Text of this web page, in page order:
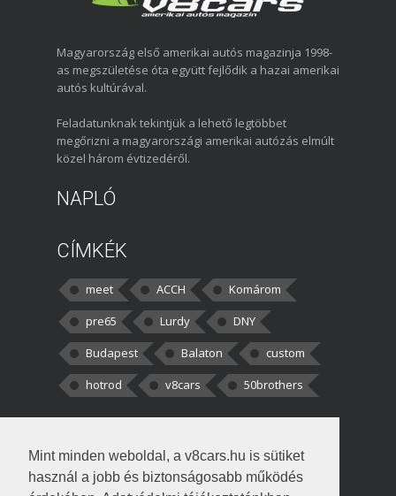
Mint minden weboldal, a v8cars.hu is sütiket
használ a jobb és biztonságosabb működés
Magyarország első amerikai autós magazinja 1998-
as megszületése óta együtt fejlődik a hazai amerikai
autós kultúrával.
Feladatunknak tekintjük a lehető legtöbbet
megőrizni a magyarországi amerikai autózás elmúlt
közel három évtizedéről.
NAPLÓ
CÍMKÉK
meet ACCH
Komárom
pre65
Lurdy
DNY
Budapest
Balaton
custom
hotrod
v8cars 50brothers
kortisz:Elszúrtam! Én csak két
darabbaal számoltam. Nem tudtam, hogy fél autót,